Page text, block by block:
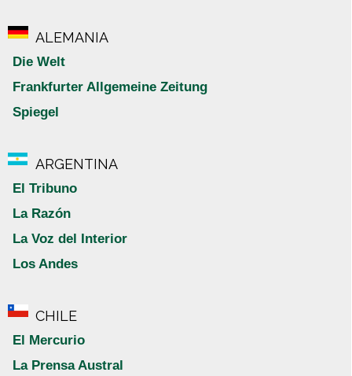
ALEMANIA
Die Welt
Frankfurter Allgemeine Zeitung
Spiegel
ARGENTINA
El Tribuno
La Razón
La Voz del Interior
Los Andes
CHILE
El Mercurio
La Prensa Austral